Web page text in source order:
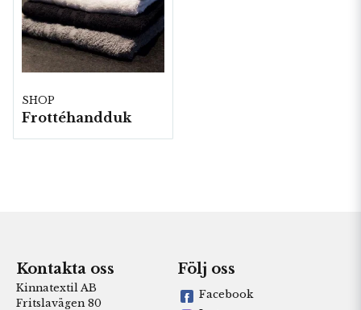
SHOP
Frottéhandduk
Kontakta oss
Kinnatextil AB
Fritslavägen 80
Följ oss
Facebook